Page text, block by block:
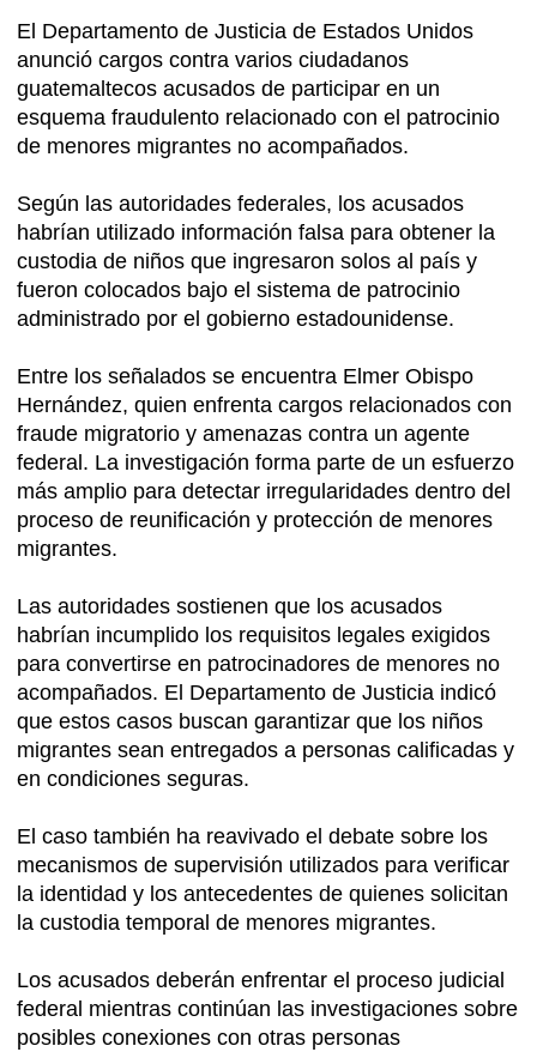
El Departamento de Justicia de Estados Unidos
anunció cargos contra varios ciudadanos
guatemaltecos acusados de participar en un
esquema fraudulento relacionado con el patrocinio
de menores migrantes no acompañados.
Según las autoridades federales, los acusados
habrían utilizado información falsa para obtener la
custodia de niños que ingresaron solos al país y
fueron colocados bajo el sistema de patrocinio
administrado por el gobierno estadounidense.
Entre los señalados se encuentra Elmer Obispo
Hernández, quien enfrenta cargos relacionados con
fraude migratorio y amenazas contra un agente
federal. La investigación forma parte de un esfuerzo
más amplio para detectar irregularidades dentro del
proceso de reunificación y protección de menores
migrantes.
Las autoridades sostienen que los acusados
habrían incumplido los requisitos legales exigidos
para convertirse en patrocinadores de menores no
acompañados. El Departamento de Justicia indicó
que estos casos buscan garantizar que los niños
migrantes sean entregados a personas calificadas y
en condiciones seguras.
El caso también ha reavivado el debate sobre los
mecanismos de supervisión utilizados para verificar
la identidad y los antecedentes de quienes solicitan
la custodia temporal de menores migrantes.
Los acusados deberán enfrentar el proceso judicial
federal mientras continúan las investigaciones sobre
posibles conexiones con otras personas